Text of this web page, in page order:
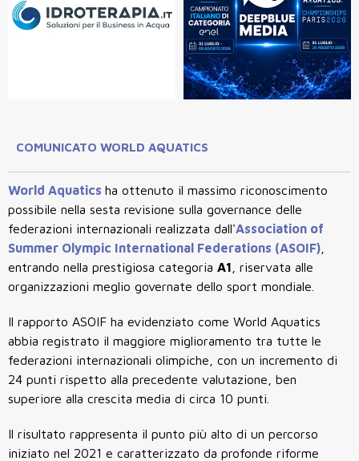
COMUNICATO WORLD AQUATICS
World Aquatics ha ottenuto il massimo riconoscimento
possibile nella sesta revisione sulla governance delle
federazioni internazionali realizzata dall'Association of
Summer Olympic International Federations (ASOIF)
entrando nella prestigiosa categoria A1 , riservata alle
organizzazioni meglio governate dello sport mondiale.
Il rapporto ASOIF ha evidenziato come World Aquatics
abbia registrato il maggiore miglioramento tra tutte le
federazioni internazionali olimpiche, con un incremento di
24 punti rispetto alla precedente valutazione, ben
superiore alla crescita media di circa 10 punti.
Il risultato rappresenta il punto più alto di un percorso
iniziato nel 2021 e caratterizzato da profonde riforme